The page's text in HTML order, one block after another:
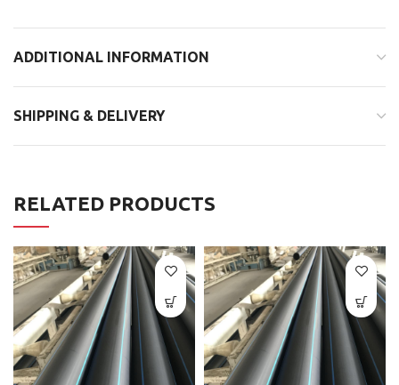
ADDITIONAL INFORMATION
SHIPPING & DELIVERY
RELATED PRODUCTS